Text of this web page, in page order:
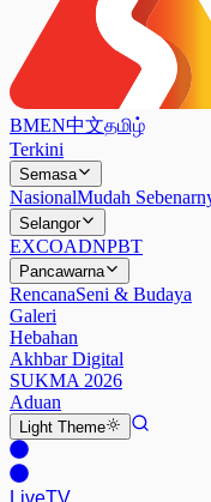
BMEN中文தமிழ்
Terkini
Semasa
NasionalMudah
Selangor
EXCOADNPBT
Pancawarna
RencanaSeni & Budaya
Galeri
Hebahan
Akhbar Digital
SUKMA 2026
Aduan
Light Theme